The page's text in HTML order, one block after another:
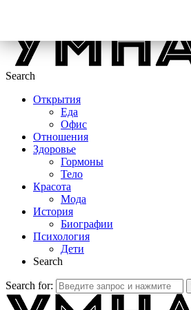
Search
Открытия
Еда
Офис
Отношения
Здоровье
Гормоны
Тело
Красота
Мода
История
Биографии
Психология
Дети
Search
Search for: